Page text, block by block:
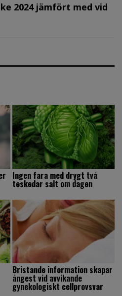
2024 jämfört med vid
Ingen fara med drygt två
teskedar salt om dagen
Bristande information skapar
ångest vid avvikande
gynekologiskt cellprovsvar